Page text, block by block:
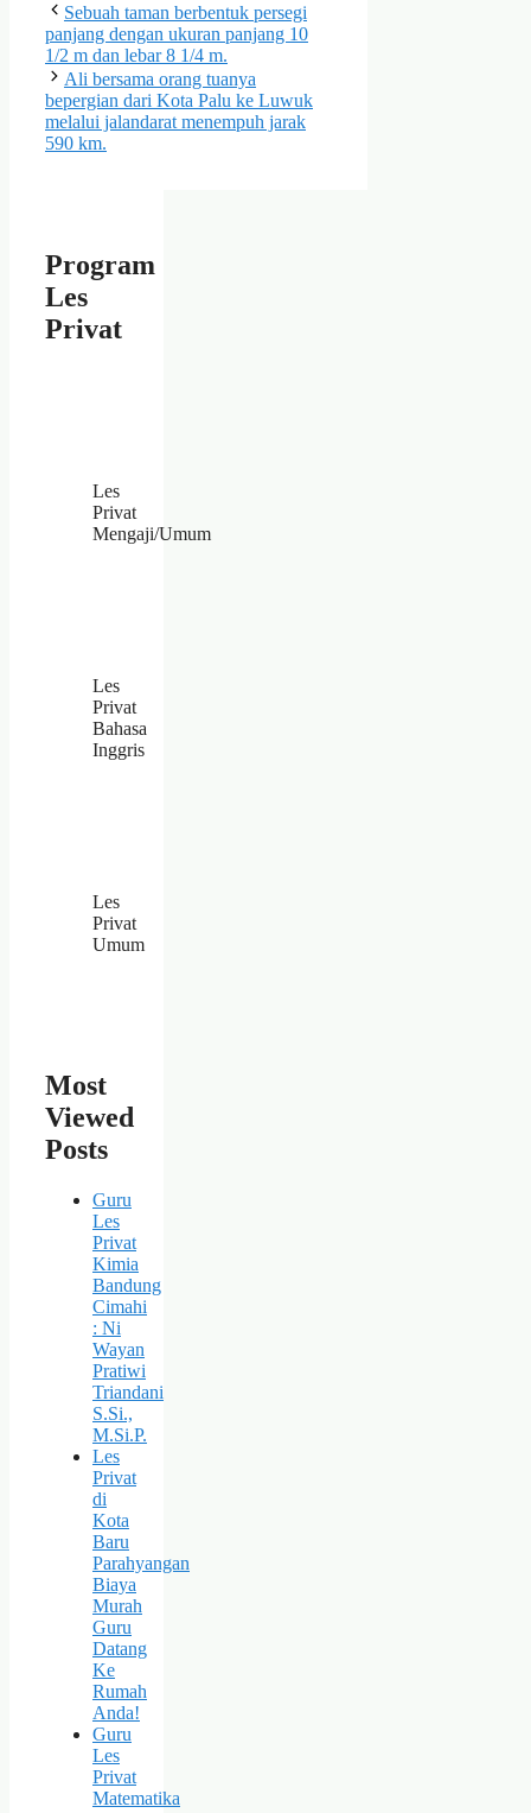
Sebuah taman berbentuk persegi
panjang dengan ukuran panjang 10
1/2 m dan lebar 8 1/4 m.
Ali bersama orang tuanya
bepergian dari Kota Palu ke Luwuk
melalui jalandarat menempuh jarak
590 km.
Program
Les
Privat
Les
Privat
Mengaji/Umum
Les
Privat
Bahasa
Inggris
Les
Privat
Umum
Most
Viewed
Posts
Guru
Les
Privat
Kimia
Bandung
Cimahi
: Ni
Wayan
Pratiwi
Triandani
S.Si.,
M.Si.P.
Les
Privat
di
Kota
Baru
Parahyangan
Biaya
Murah
Guru
Datang
Ke
Rumah
Anda!
Guru
Les
Privat
Matematika